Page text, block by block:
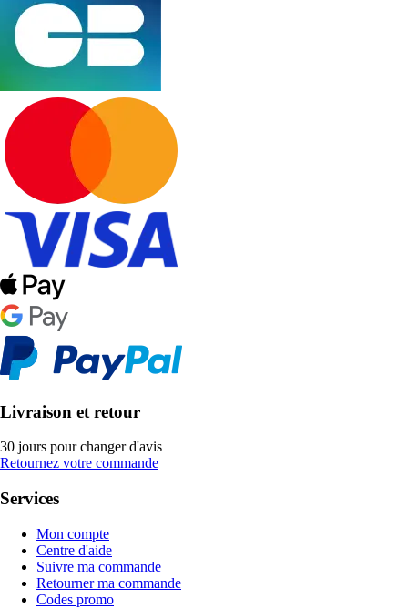
Livraison et retour
30 jours pour changer d'avis
Retournez votre commande
Services
Mon compte
Centre d'aide
Suivre ma commande
Retourner ma commande
Codes promo